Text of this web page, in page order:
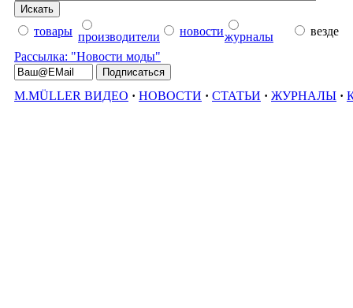
товары производители новостижурналы
везде
Рассылка: "Новости моды"
M.MÜLLER ВИДЕО · НОВОСТИ · СТАТЬИ · ЖУРНАЛЫ ·